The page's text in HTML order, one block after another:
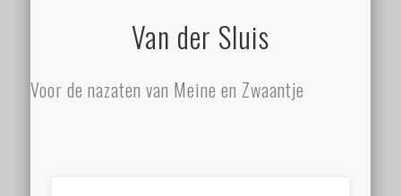
Van der Sluis
Voor de nazaten van Meine en Zwaantje